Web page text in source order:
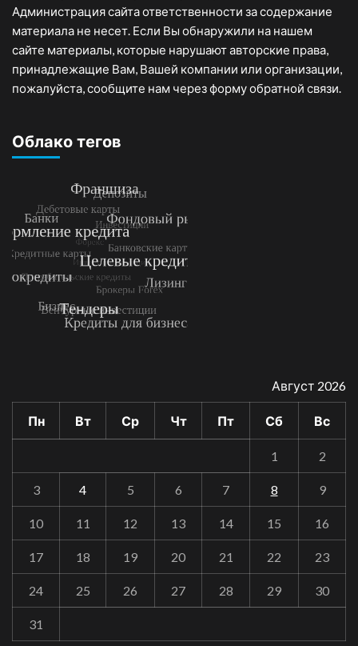
Администрация сайта ответственности за содержание
материала не несет. Если Вы обнаружили на нашем
сайте материалы, которые нарушают авторские права,
принадлежащие Вам, Вашей компании или организации,
пожалуйста, сообщите нам через форму обратной связи.
Облако тегов
Август 2026
Пн Вт Ср Чт Пт Сб Вс
1 2
3 4 5 6 7 8 9
10 11 12 13 14 15 16
17 18 19 20 21 22 23
24 25 26 27 28 29 30
31